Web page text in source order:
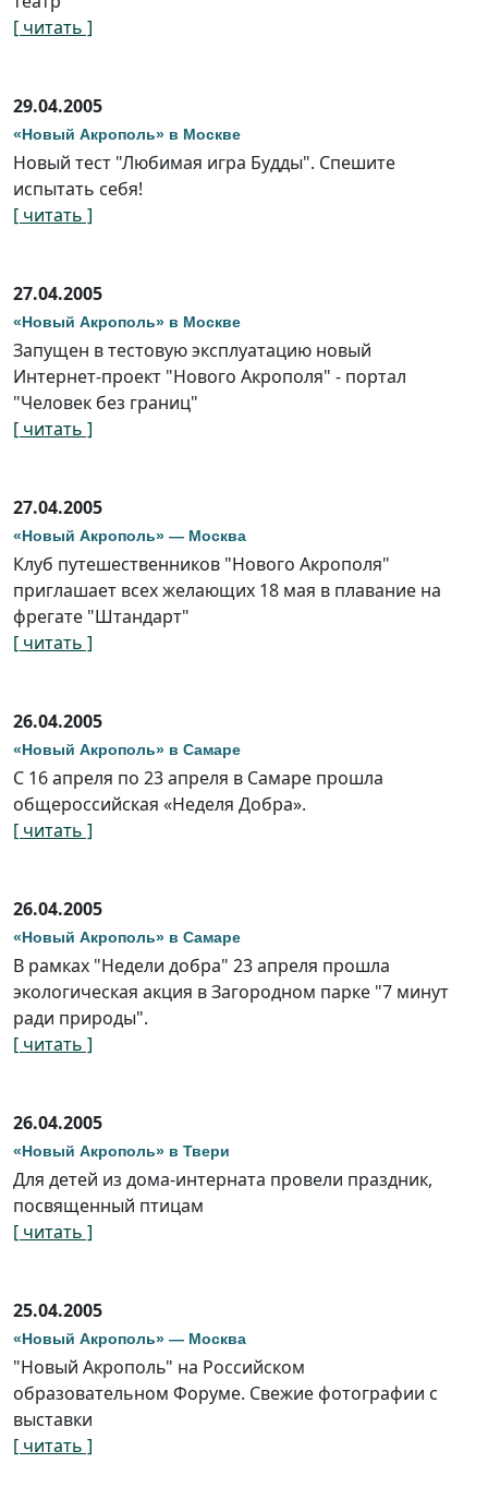
[ читать ]
29.04.2005
«Новый Акрополь» в Москве
Новый тест "Любимая игра Будды". Спешите
испытать себя!
[ читать ]
27.04.2005
«Новый Акрополь» в Москве
Запущен в тестовую эксплуатацию новый
Интернет-проект "Нового Акрополя" - портал
"Человек без границ"
[ читать ]
27.04.2005
«Новый Акрополь» — Москва
Клуб путешественников "Нового Акрополя"
приглашает всех желающих 18 мая в плавание на
фрегате "Штандарт"
[ читать ]
26.04.2005
«Новый Акрополь» в Самаре
C 16 апреля по 23 апреля в Самаре прошла
общероссийская «Неделя Добра».
[ читать ]
26.04.2005
«Новый Акрополь» в Самаре
В рамках "Недели добра" 23 апреля прошла
экологическая акция в Загородном парке "7 минут
ради природы".
[ читать ]
26.04.2005
«Новый Акрополь» в Твери
Для детей из дома-интерната провели праздник,
посвященный птицам
[ читать ]
25.04.2005
«Новый Акрополь» — Москва
"Новый Акрополь" на Российском
образовательном Форуме. Свежие фотографии с
выставки
[ читать ]